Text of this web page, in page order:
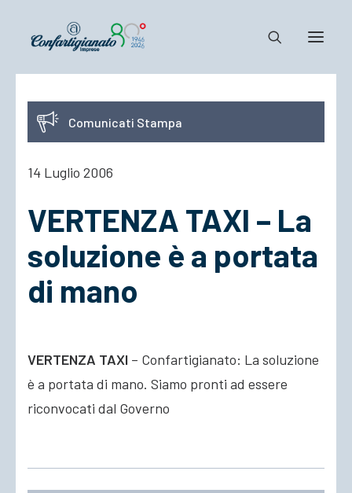
Notizie e Documenti
Confartigianato
Cosa Facciamo
ACCEDI
Comunicati Stampa
14 Luglio 2006
VERTENZA TAXI – La
soluzione è a portata
di mano
VERTENZA TAXI – Confartigianato: La soluzione
è a portata di mano. Siamo pronti ad essere
riconvocati dal Governo